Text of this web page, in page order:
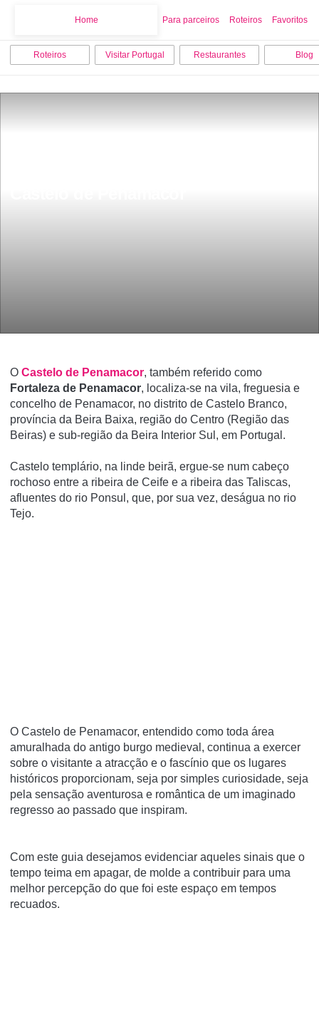
Home Para parceiros Roteiros Favoritos
Roteiros Visitar Portugal Restaurantes Blog
O Castelo de Penamacor, também referido como
Fortaleza de Penamacor, localiza-se na vila, freguesia e
concelho de Penamacor, no distrito de Castelo Branco,
proví­ncia da Beira Baixa, região do Centro (Região das
Beiras) e sub-região da Beira Interior Sul, em Portugal.
Castelo templário, na linde beirã, ergue-se num cabeço
rochoso entre a ribeira de Ceife e a ribeira das Taliscas,
afluentes do rio Ponsul, que, por sua vez, deságua no rio
Tejo.
O Castelo de Penamacor, entendido como toda área
amuralhada do antigo burgo medieval, continua a exercer
sobre o visitante a atracção e o fascínio que os lugares
históricos proporcionam, seja por simples curiosidade, seja
pela sensação aventurosa e romântica de um imaginado
regresso ao passado que inspiram.
Com este guia desejamos evidenciar aqueles sinais que o
tempo teima em apagar, de molde a contribuir para uma
melhor percepção do que foi este espaço em tempos
recuados.